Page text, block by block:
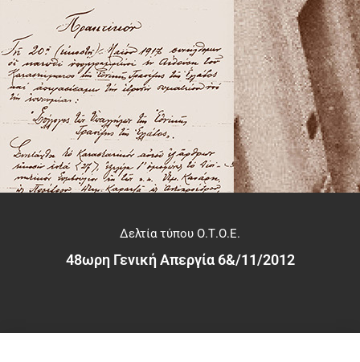
Δελτία τύπου Ο.Τ.Ο.Ε.
48ωρη Γενική Απεργία 6&/11/2012